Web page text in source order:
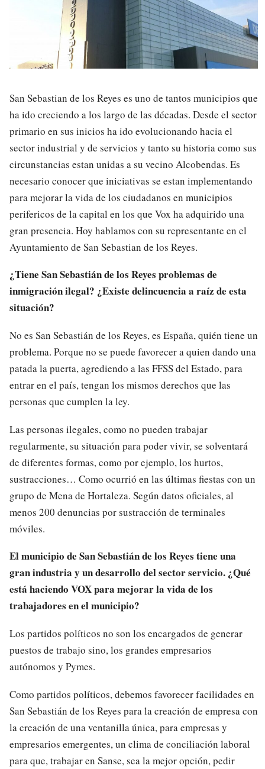
San Sebastian de los Reyes es uno de tantos municipios que
ha ido creciendo a los largo de las décadas. Desde el sector
primario en sus inicios ha ido evolucionando hacia el
sector industrial y de servicios y tanto su historia como sus
circunstancias estan unidas a su vecino Alcobendas. Es
necesario conocer que iniciativas se estan implementando
para mejorar la vida de los ciudadanos en municipios
perifericos de la capital en los que Vox ha adquirido una
gran presencia. Hoy hablamos con su representante en el
Ayuntamiento de San Sebastian de los Reyes.
¿Tiene San Sebastián de los Reyes problemas de
inmigración ilegal? ¿Existe delincuencia a raíz de esta
situación?
No es San Sebastián de los Reyes, es España, quién tiene un
problema. Porque no se puede favorecer a quien dando una
patada la puerta, agrediendo a las FFSS del Estado, para
entrar en el país, tengan los mismos derechos que las
personas que cumplen la ley.
Las personas ilegales, como no pueden trabajar
regularmente, su situación para poder vivir, se solventará
de diferentes formas, como por ejemplo, los hurtos,
sustracciones… Como ocurrió en las últimas fiestas con un
grupo de Mena de Hortaleza. Según datos oficiales, al
menos 200 denuncias por sustracción de terminales
móviles.
El municipio de San Sebastián de los Reyes tiene una
gran industria y un desarrollo del sector servicio. ¿Qué
está haciendo VOX para mejorar la vida de los
trabajadores en el municipio?
Los partidos políticos no son los encargados de generar
puestos de trabajo sino, los grandes empresarios
autónomos y Pymes.
Como partidos políticos, debemos favorecer facilidades en
San Sebastián de los Reyes para la creación de empresa con
la creación de una ventanilla única, para empresas y
empresarios emergentes, un clima de conciliación laboral
para que, trabajar en Sanse, sea la mejor opción, pedir